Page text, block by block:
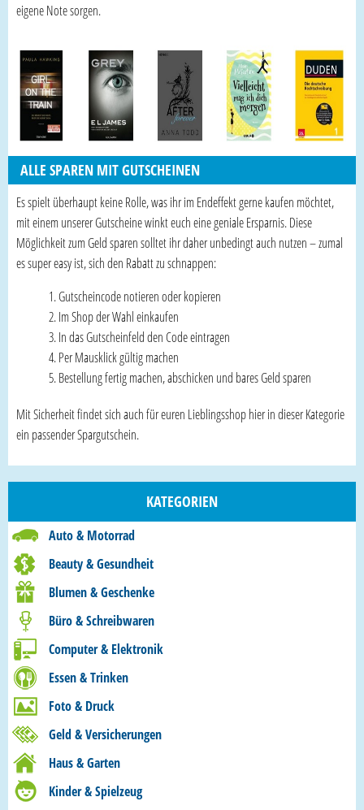
eigene Note sorgen.
ALLE SPAREN MIT GUTSCHEINEN
Es spielt überhaupt keine Rolle, was ihr im Endeffekt gerne kaufen möchtet,
mit einem unserer Gutscheine winkt euch eine geniale Ersparnis. Diese
Möglichkeit zum Geld sparen solltet ihr daher unbedingt auch nutzen – zumal
es super easy ist, sich den Rabatt zu schnappen:
Gutscheincode notieren oder kopieren
Im Shop der Wahl einkaufen
In das Gutscheinfeld den Code eintragen
Per Mausklick gültig machen
Bestellung fertig machen, abschicken und bares Geld sparen
Mit Sicherheit findet sich auch für euren Lieblingsshop hier in dieser Kategorie
ein passender Spargutschein.
KATEGORIEN
Auto & Motorrad
Beauty & Gesundheit
Blumen & Geschenke
Büro & Schreibwaren
Computer & Elektronik
Essen & Trinken
Foto & Druck
Geld & Versicherungen
Haus & Garten
Kinder & Spielzeug